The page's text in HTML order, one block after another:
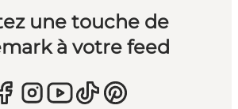
une touche de
à votre feed